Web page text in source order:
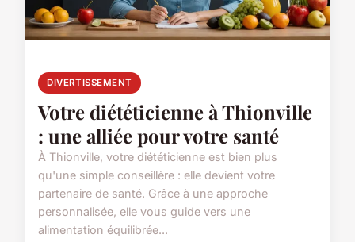
DIVERTISSEMENT
Votre diététicienne à Thionville
: une alliée pour votre santé
À Thionville, votre diététicienne est bien plus
qu'une simple conseillère : elle devient votre
partenaire de santé. Grâce à une approche
personnalisée, elle vous guide vers une
alimentation équilibrée...